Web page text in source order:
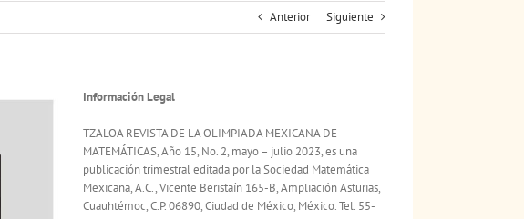
Anterior Siguiente
Información Legal
TZALOA REVISTA DE LA OLIMPIADA MEXICANA DE
MATEMÁTICAS, Año 15, No. 2, mayo – julio 2023, es una
publicación trimestral editada por la Sociedad Matemática
Mexicana, A.C., Vicente Beristaín 165-B, Ampliación Asturias,
Cuauhtémoc, C.P. 06890, Ciudad de México, México. Tel. 55-